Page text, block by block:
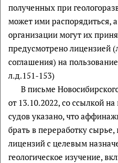
полученных при
может ими распорядиться,
организации могут их
предусмотрено лицензией
соглашения) на
л.д.151-153)
В письме
от 13.10.2022, со ссылкой
судов указано, что
брать в переработку
лицензий с целевым
геологическое изучение,